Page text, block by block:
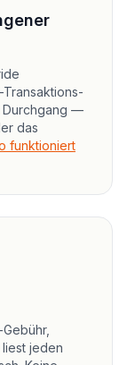
Durchgang —
das
funktioniert
jeden